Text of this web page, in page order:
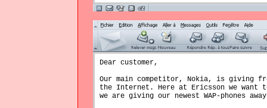
Dear customer,
Our main competitor, Nokia, is giving
the Internet. Here at Ericsson we
we are giving our newest WAP-phones